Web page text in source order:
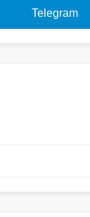
Telegram